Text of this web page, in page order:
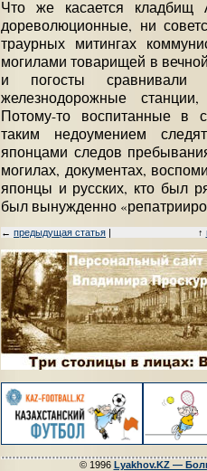
Что же касается кладбищ
дореволюционные, ни
траурных митингах
могилами товарищей в
и погосты
железнодорожные
Потому-то воспитанные в
таким недоумением
японцами следов
могилах, документах,
японцы и русских, кто был
был вынужденно
← предыдущая статья | ↑
© 1996 Lyakhov.KZ —